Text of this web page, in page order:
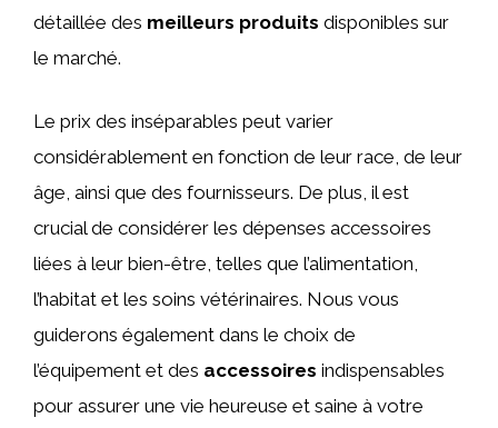
détaillée des meilleurs produits disponibles sur
le marché.
Le prix des inséparables peut varier
considérablement en fonction de leur race, de leur
âge, ainsi que des fournisseurs. De plus, il est
crucial de considérer les dépenses accessoires
liées à leur bien-être, telles que l’alimentation,
l’habitat et les soins vétérinaires. Nous vous
guiderons également dans le choix de
l’équipement et des accessoires indispensables
pour assurer une vie heureuse et saine à votre